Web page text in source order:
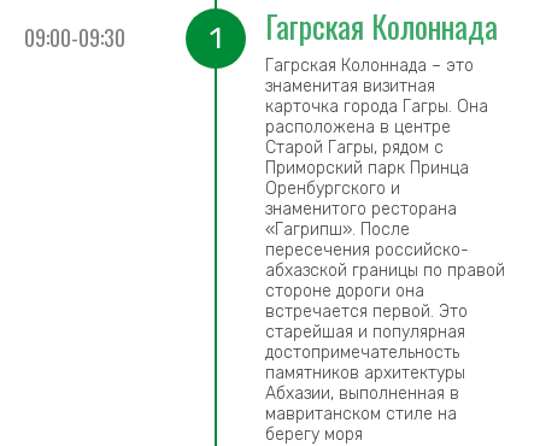
09:00-09:30 1 Гагрская Колоннада
Гагрская Колоннада – это
знаменитая визитная
карточка города Гагры. Она
расположена в центре
Старой Гагры, рядом с
Приморский парк Принца
Оренбургского и
знаменитого ресторана
«Гагрипш». После
пересечения российско-
абхазской границы по правой
стороне дороги она
встречается первой. Это
старейшая и популярная
достопримечательность
памятников архитектуры
Абхазии, выполненная в
мавританском стиле на
берегу моря